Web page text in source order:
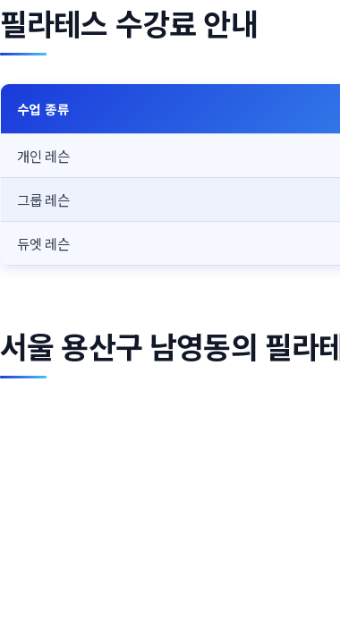
필라테스 수강료 안내
수업 종류
개인 레슨
그룹 레슨
듀엣 레슨
서울 용산구 남영동의 필라